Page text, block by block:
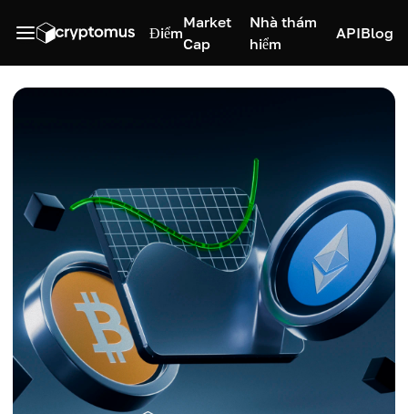
Điểm
Market
Cap
Nhà thám
hiểm
APIBlog